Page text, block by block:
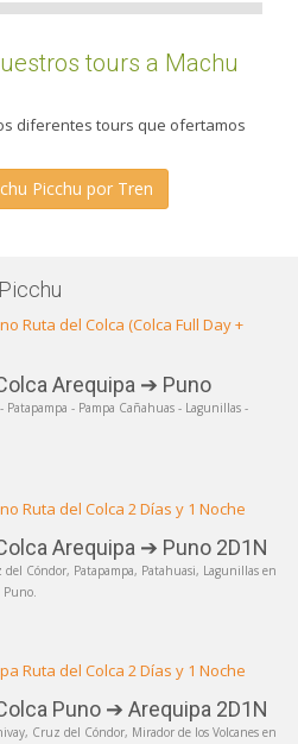
tours a Machu
diferentes tours que ofertamos
Picchu por Tren
Arequipa ➔ Puno
- Pampa Cañahuas - Lagunillas -
Arequipa ➔ Puno 2D1N
Cóndor, Patapampa, Patahuasi, Lagunillas en
Puno ➔ Arequipa 2D1N
Cruz del Cóndor, Mirador de los Volcanes en